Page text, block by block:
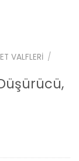
VALFLERI /